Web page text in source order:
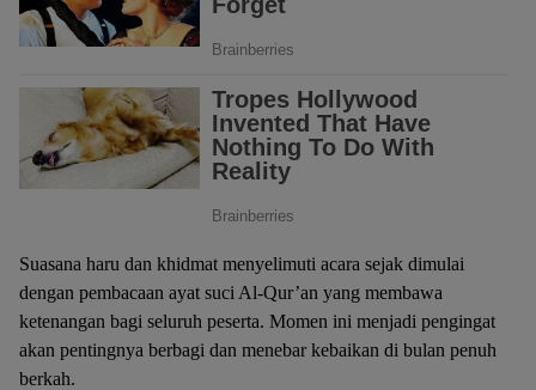
Suasana haru dan khidmat menyelimuti acara sejak dimulai
dengan pembacaan ayat suci Al-Qur’an yang membawa
ketenangan bagi seluruh peserta. Momen ini menjadi pengingat
akan pentingnya berbagi dan menebar kebaikan di bulan penuh
berkah.